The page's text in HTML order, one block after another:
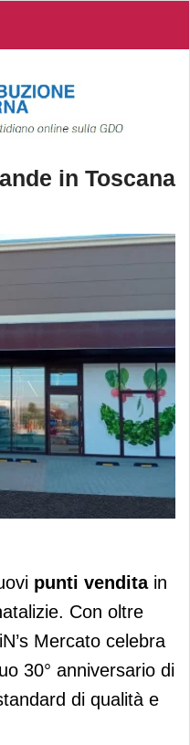
in Toscana
in Toscana e
punti venditain
Con oltre
Mercato celebra
30° anniversario di
di qualità e